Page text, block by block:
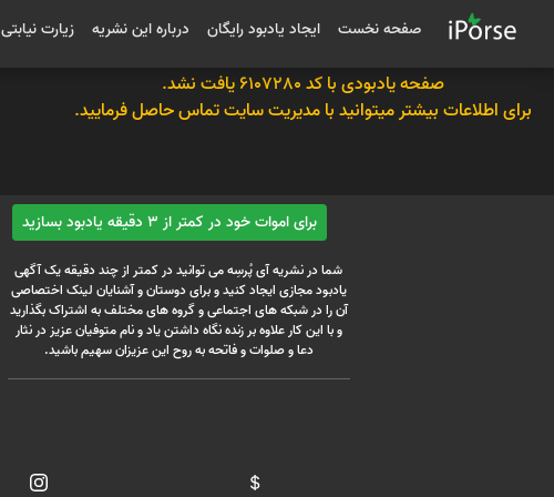
صفحه نخست ایجاد یادبود رایگان درباره این نشریه زیارت نیابتی
صفحه یادبودی با کد 6107280 یافت نشد.
برای اطلاعات بیشتر میتوانید با مدیریت سایت تماس حاصل فرمایید.
برای اموات خود در کمتر از 3 دقیقه یادبود بسازید
شما در نشریه آی پُرسِه می توانید در کمتر از چند دقیقه یک آگهی
یادبود مجازی ایجاد کنید و برای دوستان و آشنایان لینک اختصاصی
آن را در شبکه های اجتماعی و گروه های مختلف به اشتراک بگذارید
و با این کار علاوه بر زنده نگاه داشتن یاد و نام متوفیان عزیز در نثار
دعا و صلوات و فاتحه به روح این عزیزان سهیم باشید.